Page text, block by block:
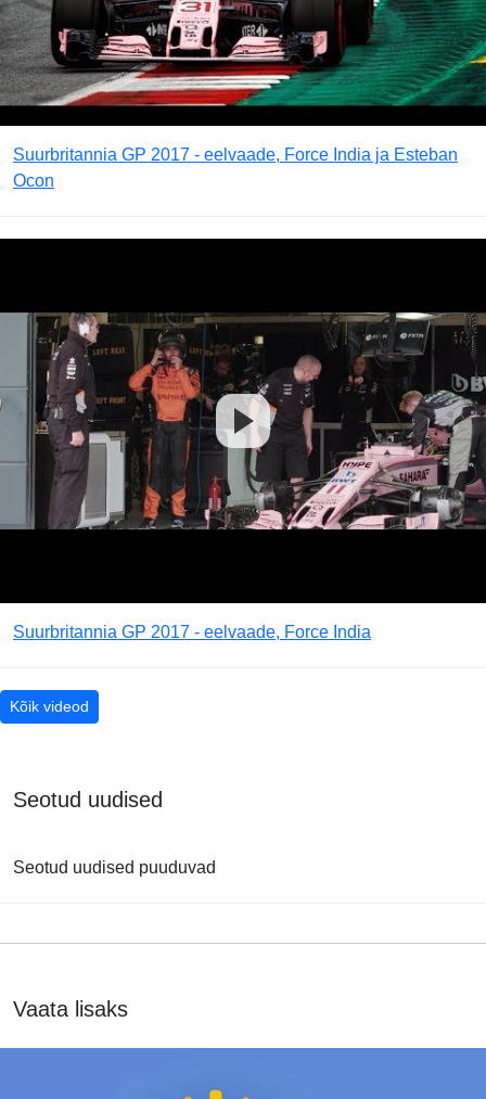
Suurbritannia GP 2017 - eelvaade, Force India ja Esteban
Ocon
Suurbritannia GP 2017 - eelvaade, Force India
Kõik videod
Seotud uudised
Seotud uudised puuduvad
Vaata lisaks